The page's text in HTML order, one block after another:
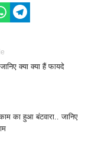
क्या क्या हैं फायदे
का हुआ बंटवारा.. जानिए